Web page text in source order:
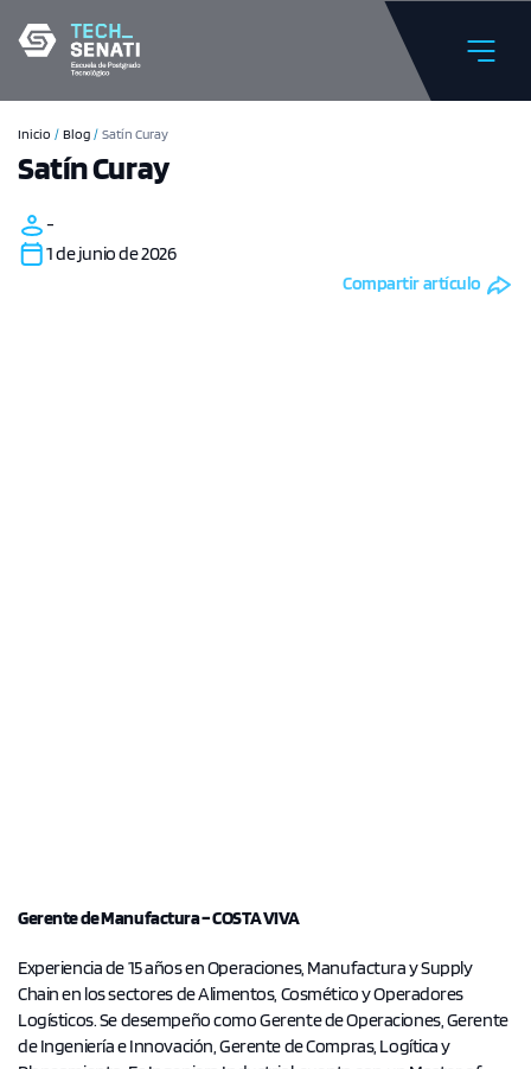
Inicio / Blog / Satín Curay
Satín Curay
-
1 de junio de 2026
Compartir artículo
Gerente de Manufactura – COSTA VIVA
Experiencia de 15 años en Operaciones, Manufactura y Supply
Chain en los sectores de Alimentos, Cosmético y Operadores
Logísticos. Se desempeño como Gerente de Operaciones, Gerente
de Ingeniería e Innovación, Gerente de Compras, Logítica y